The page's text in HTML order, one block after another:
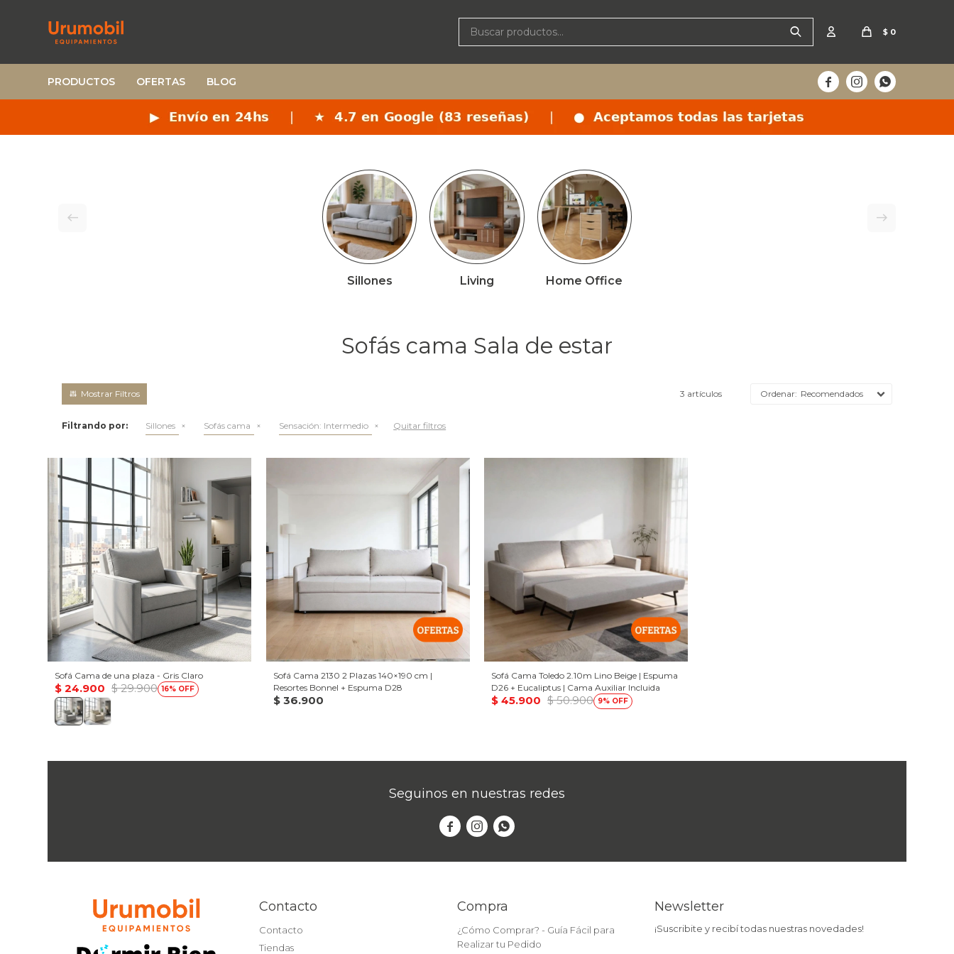
PRODUCTOS OFERTAS BLOG
$ 0
  
Sillones Living Home Office
Sofás cama Sala de estar
3 artículos Recomendados
Filtrando por: Sillones Sofás cama Sensación: Intermedio Quitar filtros
Sofá Cama de una plaza - Gris Claro
$ 24.900 $ 29.900 16
Sofá Cama 2130 2 Plazas 140×190 cm |
Resortes Bonnel + Espuma D28
$ 36.900
Sofá Cama Toledo 2.10m Lino Beige | Espuma
D26 + Eucaliptus | Cama Auxiliar Incluida
$ 45.900 $ 50.900 9
Seguinos en nuestras redes
  
Contacto
Contacto
Tiendas
Compra
¿Cómo Comprar? - Guía Fácil para
Realizar tu Pedido
Newsletter
¡Suscribite y recibí todas nuestras novedades!